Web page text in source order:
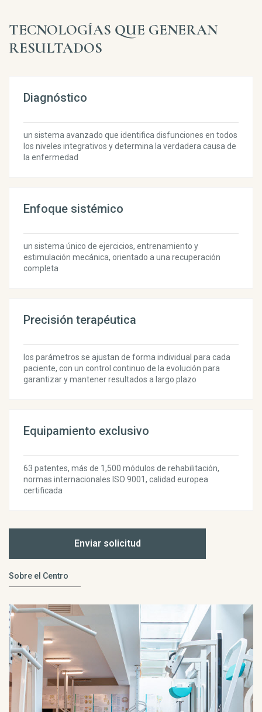
TECNOLOGÍAS QUE GENERAN
RESULTADOS
Diagnóstico
un sistema avanzado que identifica disfunciones en todos
los niveles integrativos y determina la verdadera causa de
la enfermedad
Enfoque sistémico
un sistema único de ejercicios, entrenamiento y
estimulación mecánica, orientado a una recuperación
completa
Precisión terapéutica
los parámetros se ajustan de forma individual para cada
paciente, con un control continuo de la evolución para
garantizar y mantener resultados a largo plazo
Equipamiento exclusivo
63 patentes, más de 1,500 módulos de rehabilitación,
normas internacionales ISO 9001, calidad europea
certificada
Enviar solicitud
Sobre el Centro